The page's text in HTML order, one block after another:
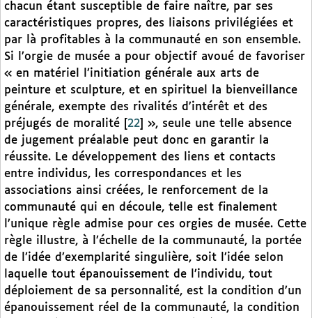
chacun étant susceptible de faire naître, par ses
caractéristiques propres, des liaisons privilégiées et
par là profitables à la communauté en son ensemble.
Si l’orgie de musée a pour objectif avoué de favoriser
« en matériel l’initiation générale aux arts de
peinture et sculpture, et en spirituel la bienveillance
générale, exempte des rivalités d’intérêt et des
préjugés de moralité
22
», seule une telle absence
de jugement préalable peut donc en garantir la
réussite. Le développement des liens et contacts
entre individus, les correspondances et les
associations ainsi créées, le renforcement de la
communauté qui en découle, telle est finalement
l’unique règle admise pour ces orgies de musée. Cette
règle illustre, à l’échelle de la communauté, la portée
de l’idée d’exemplarité singulière, soit l’idée selon
laquelle tout épanouissement de l’individu, tout
déploiement de sa personnalité, est la condition d’un
épanouissement réel de la communauté, la condition